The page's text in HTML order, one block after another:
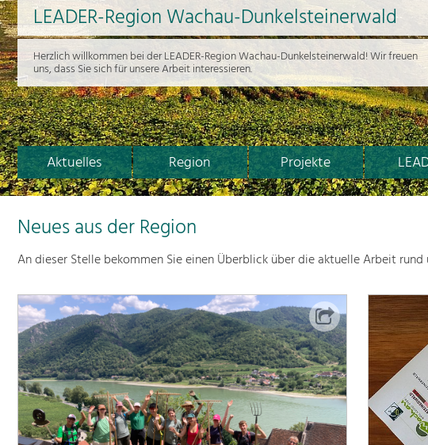
Aktuelles Region Projekte
LEADER-Region Wachau-Dunkelsteinerwald
Herzlich willkommen bei der LEADER-Region Wachau-Dunkelsteinerwald! Wir freuen
uns, dass Sie sich für unsere Arbeit interessieren.
Neues aus der Region
An dieser Stelle bekommen Sie einen Überblick über die aktuelle Arbeit